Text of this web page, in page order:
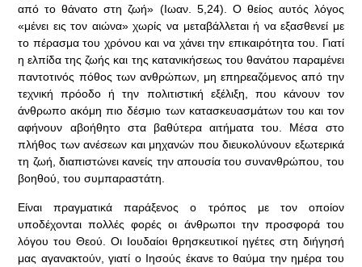
από το θάνατο στη ζωή» (Ιωαν. 5,24). Ο θείος αυτός λόγος
«μένει εις τον αιώνα» χωρίς να μεταβάλλεται ή να εξασθενεί με
το πέρασμα του χρόνου και να χάνει την επικαιρότητα του. Γιατί
η ελπίδα της ζωής και της κατανικήσεως του θανάτου παραμένει
παντοτινός πόθος των ανθρώπων, μη επηρεαζόμενος από την
τεχνική πρόοδο ή την πολιτιστική εξέλιξη, που κάνουν τον
άνθρωπο ακόμη πιο δέσμιο των κατασκευασμάτων του και τον
αφήνουν αβοήθητο στα βαθύτερα αιτήματα του. Μέσα στο
πλήθος των ανέσεων και μηχανών που διευκολύνουν εξωτερικά
τη ζωή, διαπιστώνει κανείς την απουσία του συνανθρώπου, του
βοηθού, του συμπαραστάτη.
Είναι πραγματικά παράξενος ο τρόπος με τον οποίον
υποδέχονται πολλές φορές οι άνθρωποι την προσφορά του
λόγου του Θεού. Οι Ιουδαίοι θρησκευτικοί ηγέτες στη διήγησή
μας αγανακτούν, γιατί ο Ιησούς έκανε το θαύμα την ημέρα του